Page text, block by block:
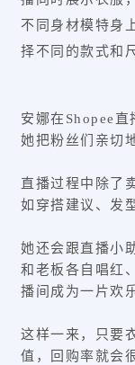
不同身材模特身
择不同的款式和
安娜在Shopee直
她把粉丝们亲切
直播过程中除了
如穿搭建议、发
她还会跟直播小
和老板各自唱红
播间成为一片欢
这样一来，只要
值，回购率就会